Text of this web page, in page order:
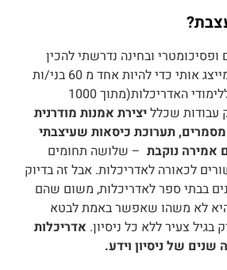
ופסיכומטרי ובחינה נדרשתי להכין
תיק עבודות אישי שמייצג אותי כדי להיות אחד מ 60 בני/ות
ה המזל שמתקבלים ללימודי האדריכלות(מתוך 1000
עבודות שכלליצירת אמנות מודרנית
תערוכת כיסאות שעיצבתי
אמירה נוקבת – שלושה תחומים
לכאורה לאדריכלות. אבל זה בדיוק
בבתי ספר לאדריכלות, משום שהם
היא לא משהו שאפשר באמת לבטא
צעיר ללא כל ניסיון. אדריכלות
של ניסיון וידע.